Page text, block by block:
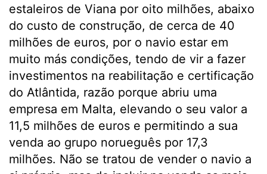
estaleiros de Viana por oito milhões, abaixo
do custo de construção, de cerca de 40
milhões de euros, por o navio estar em
muito más condições, tendo de vir a fazer
investimentos na reabilitação e certificação
do Atlântida, razão porque abriu uma
empresa em Malta, elevando o seu valor a
11,5 milhões de euros e permitindo a sua
venda ao grupo norueguês por 17,3
milhões. Não se tratou de vender o navio a